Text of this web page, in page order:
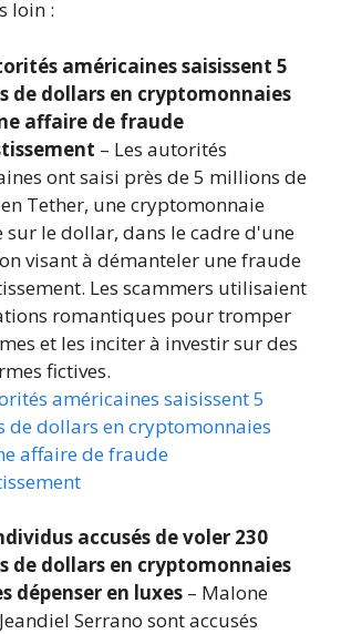
loin :
américaines saisissent 5
de dollars en cryptomonnaies
affaire de fraude
– Les autorités
ont saisi près de 5 millions de
Tether, une cryptomonnaie
sur le dollar, dans le cadre d'une
visant à démanteler une fraude
Les scammers utilisaient
romantiques pour tromper
et les inciter à investir sur des
fictives.
américaines saisissent 5
de dollars en cryptomonnaies
affaire de fraude
accusés de voler 230
de dollars en cryptomonnaies
dépenser en luxes – Malone
Serrano sont accusés